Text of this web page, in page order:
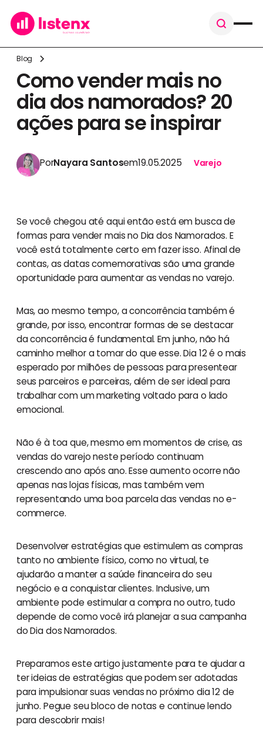
Blog
Como vender mais no
dia dos namorados? 20
ações para se inspirar
PorNayara Santosem19.05.2025 Varejo
Se você chegou até aqui então está em busca de
formas para vender mais no Dia dos Namorados. E
você está totalmente certo em fazer isso. Afinal de
contas, as datas comemorativas são uma grande
oportunidade para aumentar as vendas no varejo.
Mas, ao mesmo tempo, a concorrência também é
grande, por isso, encontrar formas de se destacar
da concorrência é fundamental. Em junho, não há
caminho melhor a tomar do que esse. Dia 12 é o mais
esperado por milhões de pessoas para presentear
seus parceiros e parceiras, além de ser ideal para
trabalhar com um marketing voltado para o lado
emocional.
Não é à toa que, mesmo em momentos de crise, as
vendas do varejo neste período continuam
crescendo ano após ano. Esse aumento ocorre não
apenas nas lojas físicas, mas também vem
representando uma boa parcela das vendas no e-
commerce.
Desenvolver estratégias que estimulem as compras
tanto no ambiente físico, como no virtual, te
ajudarão a manter a saúde financeira do seu
negócio e a conquistar clientes. Inclusive, um
ambiente pode estimular a compra no outro, tudo
depende de como você irá planejar a sua campanha
do Dia dos Namorados.
Preparamos este artigo justamente para te ajudar a
ter ideias de estratégias que podem ser adotadas
para impulsionar suas vendas no próximo dia 12 de
junho. Pegue seu bloco de notas e continue lendo
para descobrir mais!